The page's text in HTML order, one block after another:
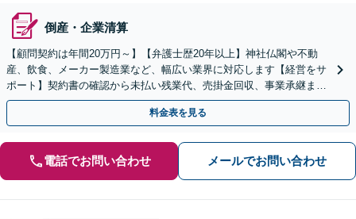
倒産・企業清算
【顧問契約は年間20万円～】【弁護士歴20年以上】神社仏閣や不動
産、飲食、メーカー製造業など、幅広い業界に対応します【経営をサ
ポート】契約書の確認から未払い残業代、売掛金回収、事業承継まで
お任せください【初回面談無料】【枚方市駅6分】
料金表を見る
電話でお問い合わせ メールでお問い合わせ